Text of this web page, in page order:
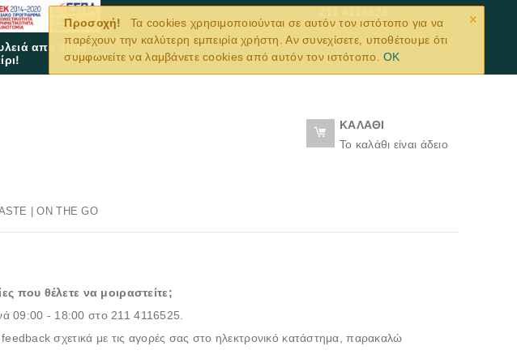
×
Προσοχή!
Τα cookies χρησιμοποιούνται σε αυτόν τον ιστότοπο για να
παρέχουν την καλύτερη εμπειρία χρήστη. Αν συνεχίσετε, υποθέτουμε ότι
συμφωνείτε να λαμβάνετε cookies από αυτόν τον ιστότοπο.OK
από 28/8!
ΚΑΛΆΘΙ
Το καλάθι είναι άδειο
| ON THE GO
που θέλετε να μοιραστείτε;
09:00 - 18:00 στο 211 4116525.
σχετικά με τις αγορές σας στο ηλεκτρονικό κατάστημα, παρακαλώ